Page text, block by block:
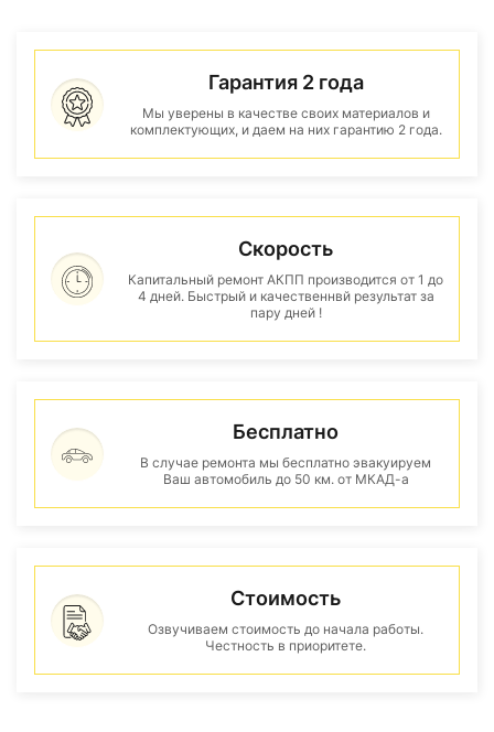
Гарантия 2 года
Мы уверены в качестве своих материалов и
комплектующих, и даем на них гарантию 2 года.
Скорость
Капитальный ремонт АКПП производится от 1 до
4 дней. Быстрый и качественнвй результат за
пару дней !
Бесплатно
В случае ремонта мы бесплатно эвакуируем
Ваш автомобиль до 50 км. от МКАД-а
Стоимость
Озвучиваем стоимость до начала работы.
Честность в приоритете.